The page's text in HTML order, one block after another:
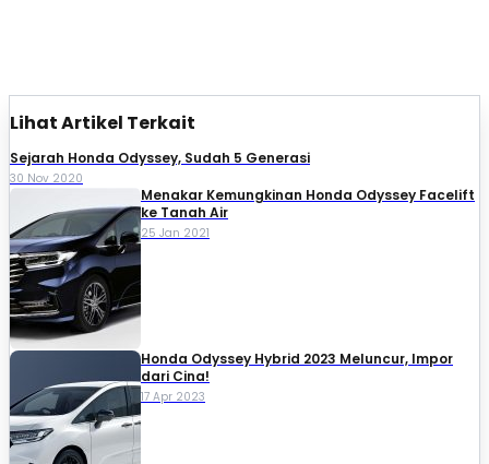
Lihat Artikel Terkait
Sejarah Honda Odyssey, Sudah 5 Generasi
30 Nov 2020
Menakar Kemungkinan Honda Odyssey Facelift
ke Tanah Air
25 Jan 2021
Honda Odyssey Hybrid 2023 Meluncur, Impor
dari Cina!
17 Apr 2023